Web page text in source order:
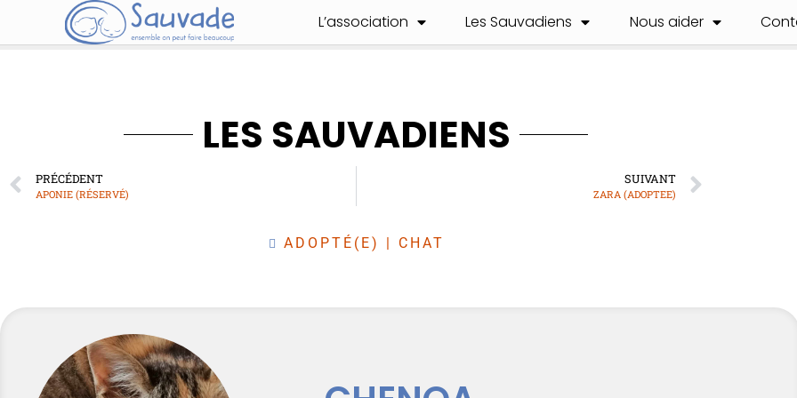
L’association Les Sauvadiens Nous aider
LES SAUVADIENS
PRÉCÉDENT
APONIE (RÉSERVÉ)
SUIVANT
ZARA (ADOPTEE)
ADOPTÉ(E) | CHAT